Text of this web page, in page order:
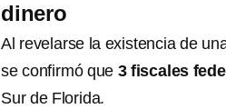
dinero
Al revelarse la existencia de
se confirmó que 3 fiscales
Sur de Florida.